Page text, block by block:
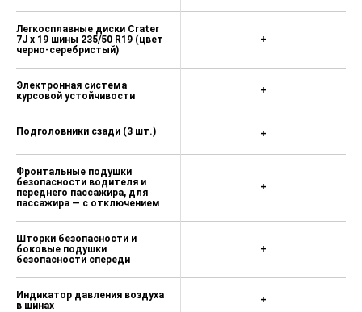
Дизайн-пакет Scout (серебристые
накладки на передний и задний
бампер, лого на передних крыльях)
0 ₽
Запасное колесо на легкосплавном
диске 9 200 ₽
Подушка безопасности для
защиты коленей водителя 14 000 ₽
сзади 16 200 ₽
Крепление для детского кресла
ISOFIX на переднем пассажирском
сиденье 1 800 ₽
Разделительная сетка для
багажного отделения 8 400 ₽
Система контроля дистанции Front
Легкосплавные диски Crater
7J x 19 шины 235/50 R19 (цвет
черно-серебристый)
Электронная система
курсовой устойчивости
Подголовники сзади (3 шт.)
Фронтальные подушки
безопасности водителя и
переднего пассажира, для
пассажира — с отключением
Шторки безопасности и
боковые подушки
безопасности спереди
Индикатор давления воздуха
в шинах
+
+
+
+
+
+